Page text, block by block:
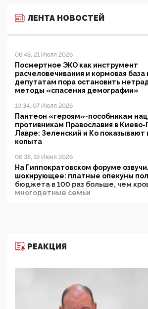
ЛЕНТА НОВОСТЕЙ
06:48, 21 Июля 2026
Посмертное ЭКО как инструмент
расчеловечивания и кормовая
депутатам пора остановить
методы «спасения демографии»
10:34, 07 Июля 2026
Пантеон «героям»-пособникам
противникам Православия в
Лавре: Зеленский и Ко показывают
копыта
06:38, 19 Июня 2026
На Гиппократовском форуме
шокирующее: платные опекуны
бюджета в 100 раз больше, чем
многодетные семьи
11:53, 09 Июня 2026
деятельность ИИТО ЮНЕСКО в
цифроглобалисты продолжают
повестку в образовании
09:43, 01 Июня 2026
РЕАКЦИЯ